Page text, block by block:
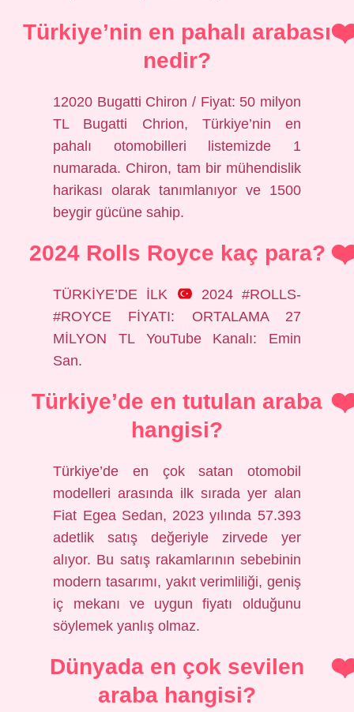
Türkiye’nin en pahalı arabası
nedir?
12020 Bugatti Chiron / Fiyat: 50 milyon
TL Bugatti Chrion, Türkiye’nin en
pahalı otomobilleri listemizde 1
numarada. Chiron, tam bir mühendislik
harikası olarak tanımlanıyor ve 1500
beygir gücüne sahip.
2024 Rolls Royce kaç para?
TÜRKİYE’DE İLK
2024 #ROLLS-
#ROYCE FİYATI: ORTALAMA 27
MİLYON TL YouTube Kanalı: Emin
San.
Türkiye’de en tutulan araba
hangisi?
Türkiye’de en çok satan otomobil
modelleri arasında ilk sırada yer alan
Fiat Egea Sedan, 2023 yılında 57.393
adetlik satış değeriyle zirvede yer
alıyor. Bu satış rakamlarının sebebinin
modern tasarımı, yakıt verimliliği, geniş
iç mekanı ve uygun fiyatı olduğunu
söylemek yanlış olmaz.
Dünyada en çok sevilen
araba hangisi?